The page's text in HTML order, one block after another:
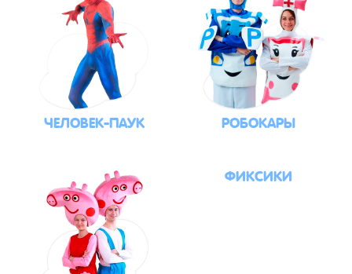
ЧЕЛОВЕК-ПАУК РОБОКАРЫ
ФИКСИКИ